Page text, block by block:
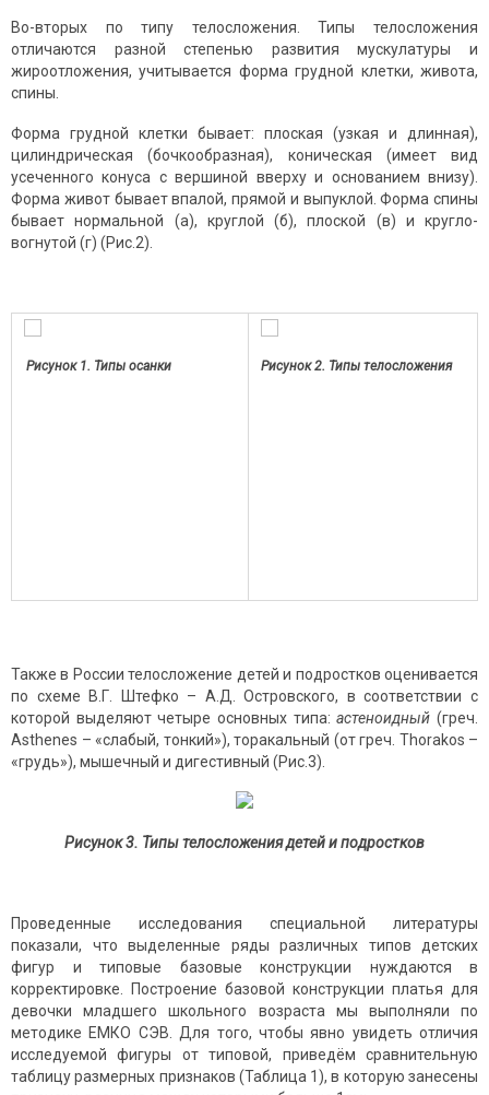
Во-вторых по типу телосложения. Типы телосложения
отличаются разной степенью развития мускулатуры и
жироотложения, учитывается форма грудной клетки, живота,
спины.
Форма грудной клетки бывает: плоская (узкая и длинная),
цилиндрическая (бочкообразная), коническая (имеет вид
усеченного конуса с вершиной вверху и основанием внизу).
Форма живот бывает впалой, прямой и выпуклой. Форма спины
бывает нормальной (а), круглой (б), плоской (в) и кругло-
вогнутой (г) (Рис.2).
Рисунок 1. Типы осанки Рисунок 2. Типы телосложения
Также в России телосложение детей и подростков оценивается
по схеме В.Г. Штефко – А.Д. Островского, в соответствии с
которой выделяют четыре основных типа:астеноидный (греч.
Asthenes – «слабый, тонкий»), торакальный (от греч. Thorakos –
«грудь»), мышечный и дигестивный (Рис.3).
Рисунок 3. Типы телосложения детей и подростков
Проведенные исследования специальной литературы
показали, что выделенные ряды различных типов детских
фигур и типовые базовые конструкции нуждаются в
корректировке. Построение базовой конструкции платья для
девочки младшего школьного возраста мы выполняли по
методике ЕМКО СЭВ. Для того, чтобы явно увидеть отличия
исследуемой фигуры от типовой, приведём сравнительную
таблицу размерных признаков (Таблица 1), в которую занесены